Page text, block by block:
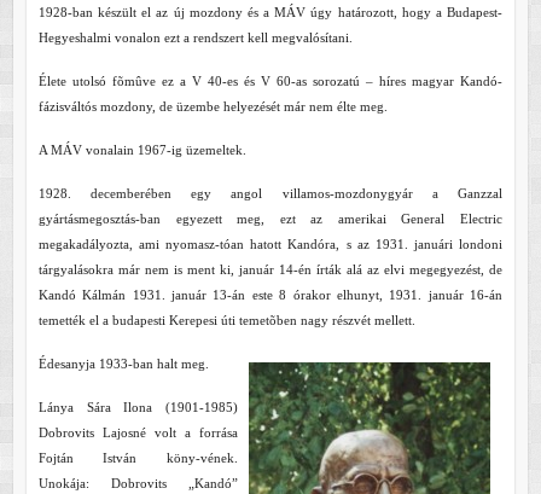
1928-ban készült el az új mozdony és a MÁV úgy határozott, hogy a Budapest-
Hegyeshalmi vonalon ezt a rendszert kell megvalósítani.
Élete utolsó fõmûve ez a V 40-es és V 60-as sorozatú – híres magyar Kandó-
fázisváltós mozdony, de üzembe helyezését már nem élte meg.
A MÁV vonalain 1967-ig üzemeltek.
1928. decemberében egy angol villamos-mozdonygyár a Ganzzal
gyártásmegosztás-ban egyezett meg, ezt az amerikai General Electric
megakadályozta, ami nyomasz-tóan hatott Kandóra, s az 1931. januári londoni
tárgyalásokra már nem is ment ki, január 14-én írták alá az elvi megegyezést, de
Kandó Kálmán 1931. január 13-án este 8 órakor elhunyt, 1931. január 16-án
temették el a budapesti Kerepesi úti temetõben nagy részvét mellett.
Édesanyja 1933-ban halt meg.
Lánya Sára Ilona (1901-1985)
Dobrovits Lajosné volt a forrása
Fojtán István köny-vének.
Unokája: Dobrovits „Kandó”